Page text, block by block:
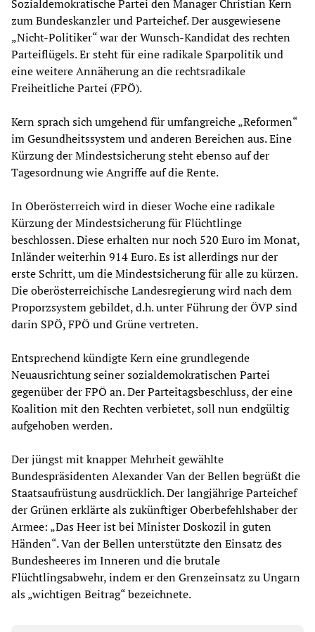
Sozialdemokratische Partei den Manager Christian Kern
zum Bundeskanzler und Parteichef. Der ausgewiesene
„Nicht-Politiker“ war der Wunsch-Kandidat des rechten
Parteiflügels. Er steht für eine radikale Sparpolitik und
eine weitere Annäherung an die rechtsradikale
Freiheitliche Partei (FPÖ).
Kern sprach sich umgehend für umfangreiche „Reformen“
im Gesundheitssystem und anderen Bereichen aus. Eine
Kürzung der Mindestsicherung steht ebenso auf der
Tagesordnung wie Angriffe auf die Rente.
In Oberösterreich wird in dieser Woche eine radikale
Kürzung der Mindestsicherung für Flüchtlinge
beschlossen. Diese erhalten nur noch 520 Euro im Monat,
Inländer weiterhin 914 Euro. Es ist allerdings nur der
erste Schritt, um die Mindestsicherung für alle zu kürzen.
Die oberösterreichische Landesregierung wird nach dem
Proporzsystem gebildet, d.h. unter Führung der ÖVP sind
darin SPÖ, FPÖ und Grüne vertreten.
Entsprechend kündigte Kern eine grundlegende
Neuausrichtung seiner sozialdemokratischen Partei
gegenüber der FPÖ an. Der Parteitagsbeschluss, der eine
Koalition mit den Rechten verbietet, soll nun endgültig
aufgehoben werden.
Der jüngst mit knapper Mehrheit gewählte
Bundespräsidenten Alexander Van der Bellen begrüßt die
Staatsaufrüstung ausdrücklich. Der langjährige Parteichef
der Grünen erklärte als zukünftiger Oberbefehlshaber der
Armee: „Das Heer ist bei Minister Doskozil in guten
Händen“. Van der Bellen unterstützte den Einsatz des
Bundesheeres im Inneren und die brutale
Flüchtlingsabwehr, indem er den Grenzeinsatz zu Ungarn
als „wichtigen Beitrag“ bezeichnete.